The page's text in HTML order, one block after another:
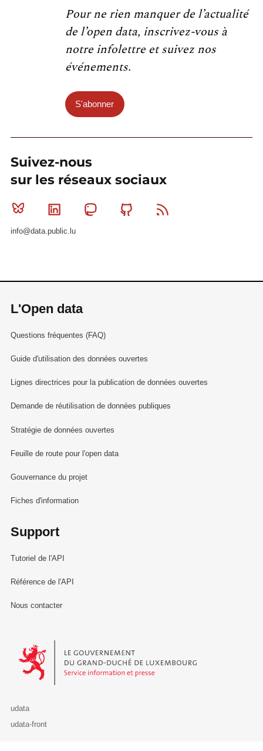
Pour ne rien manquer de l’actualité
de l’open data, inscrivez-vous à
notre infolettre et suivez nos
événements.
S'abonner
Suivez-nous
sur les réseaux sociaux
Bluesky Linkedin MastodonGithub
info@data.public.lu
L'Open data
Questions fréquentes (FAQ)
Guide d'utilisation des données ouvertes
Lignes directrices pour la publication de données ouvertes
Demande de réutilisation de données publiques
Stratégie de données ouvertes
Feuille de route pour l'open data
Gouvernance du projet
Fiches d'information
Support
Tutoriel de l'API
Référence de l'API
Nous contacter
Le Gouvernement du Grand-Duché de Luxembourg - Service
udata
udata-front